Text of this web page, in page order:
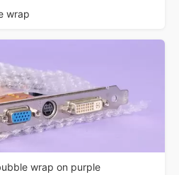
wrap
wrap on purple